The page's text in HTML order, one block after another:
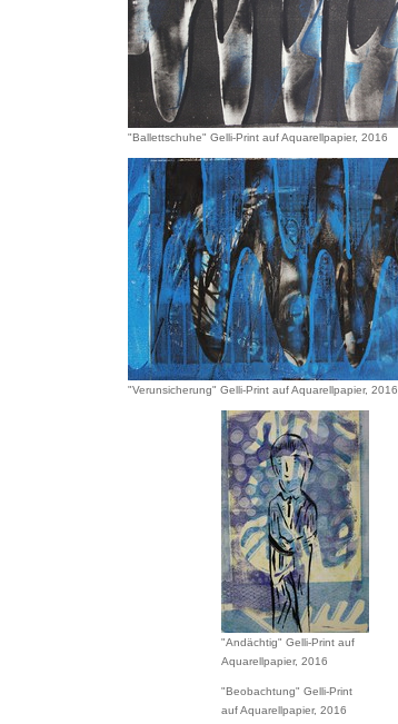
"Ballettschuhe" Gelli-Print auf Aquarellpapier, 2016
"Verunsicherung" Gelli-Print auf Aquarellpapier, 2016
"Andächtig" Gelli-Print auf
Aquarellpapier, 2016
"Beobachtung" Gelli-Print
auf Aquarellpapier, 2016